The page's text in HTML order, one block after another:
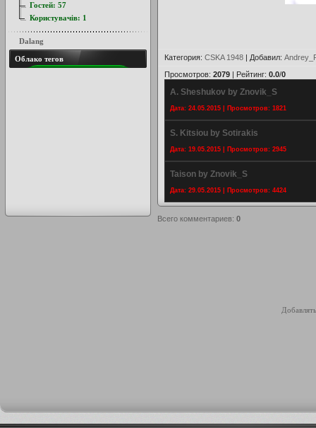
Категория: CSKA 1948 | Добавил:
Просмотров: 2079 | Рейтинг: 0.0/0
A. Sheshukov by Znovik_S
Дата: 24.05.2015 | Просмотров: 1821
S. Kitsiou by Sotirakis
Дата: 19.05.2015 | Просмотров: 2945
Taison by Znovik_S
Дата: 29.05.2015 | Просмотров: 4424
Всего комментариев: 0
Гостей: 57
Користувачів: 1
Dalang
Облако тегов